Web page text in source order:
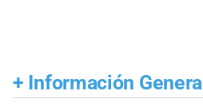
+ Información General